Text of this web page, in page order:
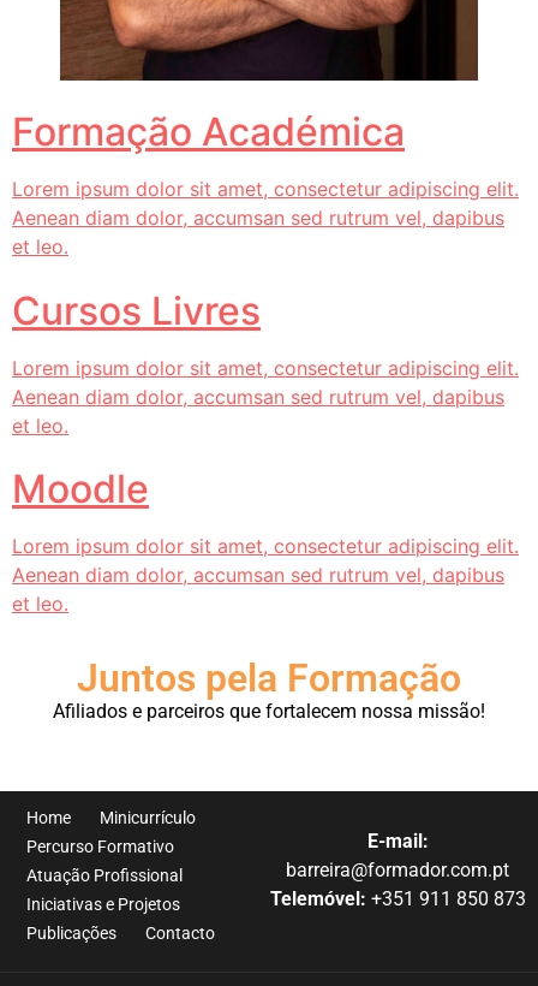
Formação Académica
Lorem ipsum dolor sit amet, consectetur adipiscing elit.
Aenean diam dolor, accumsan sed rutrum vel, dapibus
et leo.
Cursos Livres
Lorem ipsum dolor sit amet, consectetur adipiscing elit.
Aenean diam dolor, accumsan sed rutrum vel, dapibus
et leo.
Moodle
Lorem ipsum dolor sit amet, consectetur adipiscing elit.
Aenean diam dolor, accumsan sed rutrum vel, dapibus
et leo.
Juntos pela Formação
Afiliados e parceiros que fortalecem nossa missão!
Home
Minicurrículo
Percurso Formativo
Atuação Profissional
Iniciativas e Projetos
Publicações
Contacto
E-mail:
barreira@formador.com.pt
Telemóvel: +351 911 850 873